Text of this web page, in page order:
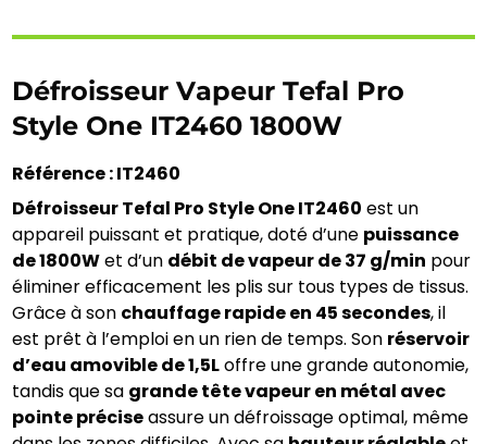
Défroisseur Vapeur Tefal Pro
Style One IT2460 1800W
Référence : IT2460
Défroisseur Tefal Pro Style One IT2460 est un
appareil puissant et pratique, doté d’une puissance
de 1800W et d’un débit de vapeur de 37 g/min pour
éliminer efficacement les plis sur tous types de tissus.
Grâce à son chauffage rapide en 45 secondes, il
est prêt à l’emploi en un rien de temps. Son réservoir
d’eau amovible de 1,5L offre une grande autonomie,
tandis que sa grande tête vapeur en métal avec
pointe précise assure un défroissage optimal, même